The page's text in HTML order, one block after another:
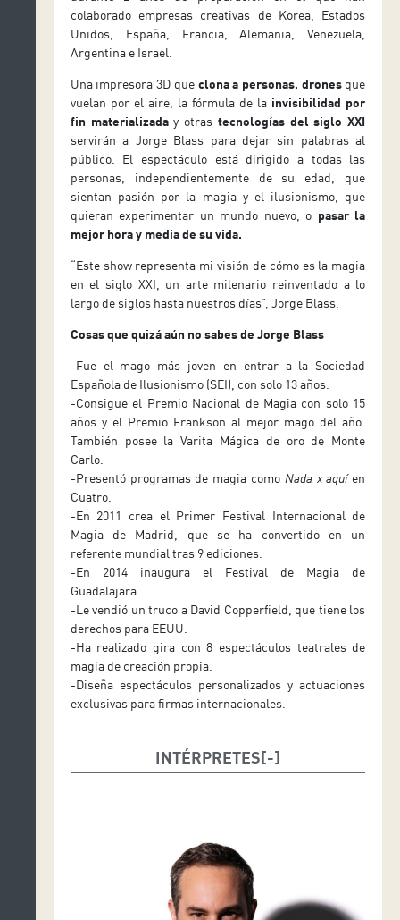
colaborado empresas creativas de Korea, Estados
Unidos, España, Francia, Alemania, Venezuela,
Argentina e Israel.
Una impresora 3D que clona a personas, dronesque
vuelan por el aire, la fórmula de la invisibilidad por
fin materializaday otras tecnologías del siglo XXI
servirán a Jorge Blass para dejar sin palabras al
público. El espectáculo está dirigido a todas las
personas, independientemente de su edad, que
sientan pasión por la magia y el ilusionismo, que
quieran experimentar un mundo nuevo, o pasar la
mejor hora y media de su vida.
“Este show representa mi visión de cómo es la magia
en el siglo XXI, un arte milenario reinventado a lo
largo de siglos hasta nuestros días”, Jorge Blass.
Cosas que quizá aún no sabes de Jorge Blass
-Fue el mago más joven en entrar a la Sociedad
Española de Ilusionismo (SEI), con solo 13 años.
-Consigue el Premio Nacional de Magia con solo 15
años y el Premio Frankson al mejor mago del año.
También posee la Varita Mágica de oro de Monte
Carlo.
-Presentó programas de magia como Nada x aquíen
Cuatro.
-En 2011 crea el Primer Festival Internacional de
Magia de Madrid, que se ha convertido en un
referente mundial tras 9 ediciones.
-En 2014 inaugura el Festival de Magia de
Guadalajara.
-Le vendió un truco a David Copperfield, que tiene los
derechos para EEUU.
-Ha realizado gira con 8 espectáculos teatrales de
magia de creación propia.
-Diseña espectáculos personalizados y actuaciones
exclusivas para firmas internacionales.
INTÉRPRETES